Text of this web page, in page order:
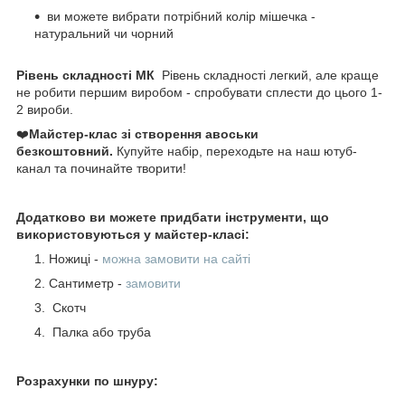
ви можете вибрати потрібний колір мішечка -
натуральний чи чорний
Рівень складності МК Рівень складності легкий, але краще
не робити першим виробом - спробувати сплести до цього 1-
2 вироби.
❤️Майстер-клас зі створення авоськи
безкоштовний. Купуйте набір, переходьте на наш ютуб-
канал та починайте творити!
Додатково ви можете придбати інструменти, що
використовуються у майстер-класі:
Ножиці - можна замовити на сайті
Сантиметр - замовити
Скотч
Палка або труба
Розрахунки по шнуру: